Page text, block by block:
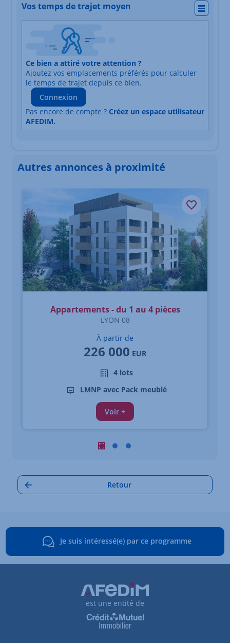
Vos temps de trajet moyen
Nature du lieu
Adresse
Durée du trajet en voiture
Durée du trajet en
Ce bien a attiré votre attention ?
Ajoutez vos emplacements préférés pour calculer
le temps de trajet depuis ce bien.
Connexion
Pas encore de compte ? Créez un espace utilisateur
AFEDIM.
Autres annonces à proximité
Carrousel : Autres annonces à
Carrousel : Autres annonces à
Carrousel : Autres
Appartements - du 1 au 4 pièces
LYON 08
À partir de
226 000 EUR
4 lots
LMNP avec Pack meublé
Voir +
Retour
Je suis intéressé(e) par ce programme
est une entité de